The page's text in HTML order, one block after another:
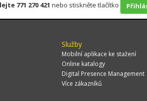
771 270 421 nebo stiskněte tlačítko
Služby
Mobilní aplikace ke stažení
Online katalogy
Digital Presence Management
Více zákazníků